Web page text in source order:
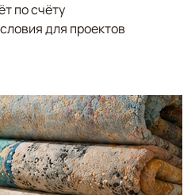
по счёту
для проектов